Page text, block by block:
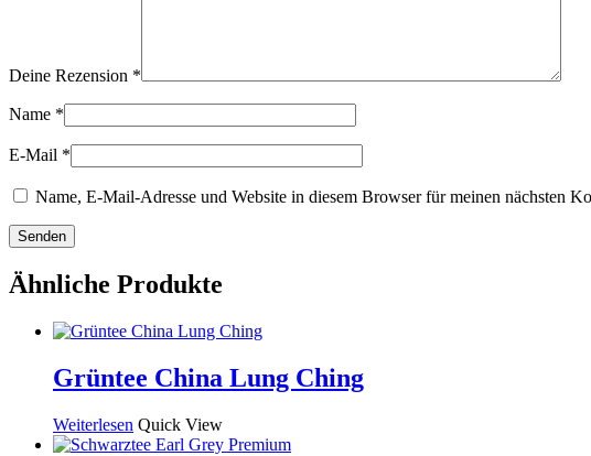
Deine Rezension *
Name *
E-Mail *
Name, E-Mail-Adresse und Website in diesem Browser für meinen nächsten
Ähnliche Produkte
Grüntee China Lung Ching
Weiterlesen Quick View